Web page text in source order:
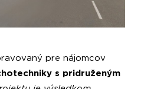
pre nájomcov
s pridruženým